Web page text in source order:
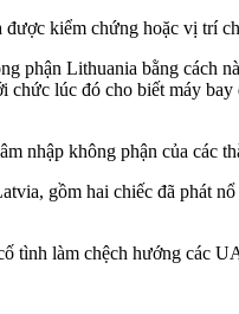
kiểm chứng hoặc vị trí
phận Lithuania bằng
lúc đó cho biết máy
nhập không phận của
gồm hai chiếc đã phát
tình làm chệch hướng